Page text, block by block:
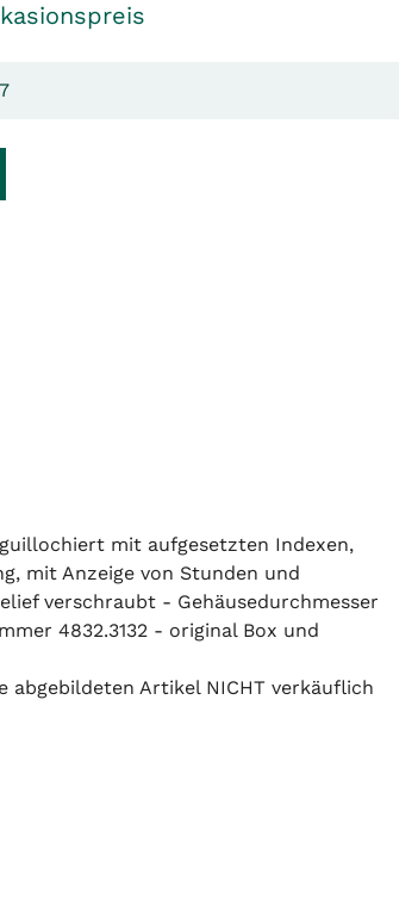
mit aufgesetzten Indexen,
mit Anzeige von Stunden und
verschraubt - Gehäusedurchmesser
4832.3132 - original Box und
abgebildeten Artikel NICHT verkäuflich